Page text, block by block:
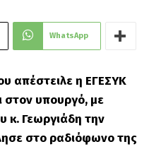
WhatsApp
απέστειλε η ΕΓΕΣΥΚ
στον υπουργό, με
κ. Γεωργιάδη την
στο ραδιόφωνο της